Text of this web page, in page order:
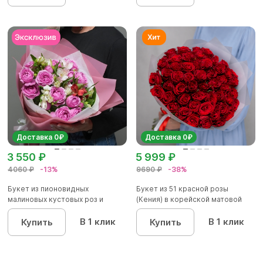
Доставка 0₽
4060 ₽ -13%
3 550 ₽
Букет из пионовидных
малиновых кустовых роз и
альстроме...
Купить В 1 клик
Доставка 0₽
9690 ₽ -38%
5 999 ₽
Букет из 51 красной розы
(Кения) в корейской матовой
уп...
Купить В 1 клик